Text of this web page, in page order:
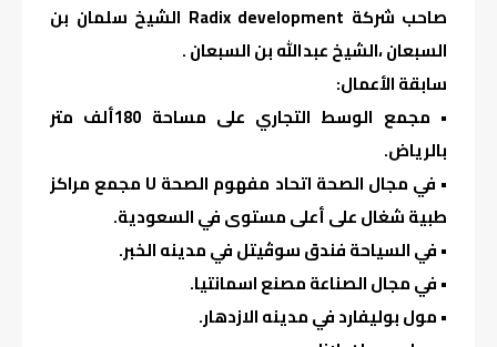
صاحب شركة Radix development الشيخ سلمان بن
السبعان ،الشيخ عبدالله بن السبعان .
سابقة الأعمال:
• مجمع الوسط التجاري على مساحة 180ألف متر
بالرياض.
• في مجال الصحة اتحاد مفهوم الصحة U مجمع مراكز
طبية شغال على أعلى مستوى في السعودية.
• في السياحة فندق سوڤيتل في مدينه الخبر.
• في مجال الصناعة مصنع اسمانتيا.
• مول بوليفارد في مدينه الازدهار.